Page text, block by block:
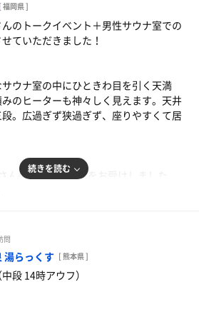
[ 福岡県 ]
のトークイベント＋男性サウナ室での
ていただきました！
ウナ室の中にひときわ目を引く天満
のヒーターも神々しく見えます。天井
。広過ぎず狭過ぎず、座りやすくて居
んのアウフグースをお受けしました
でした😭
と香りを楽しみつつ、ロウリュの回数
が上がってきたところで柴田さんに鬼
に激しい舞と風‼︎
したが、途中で二段目に移動（悔し
えたのは初めてで、水風呂が特大の褒美
続きを読む
問
湯らっくす [ 熊本県 ]
段 14時アウフ）